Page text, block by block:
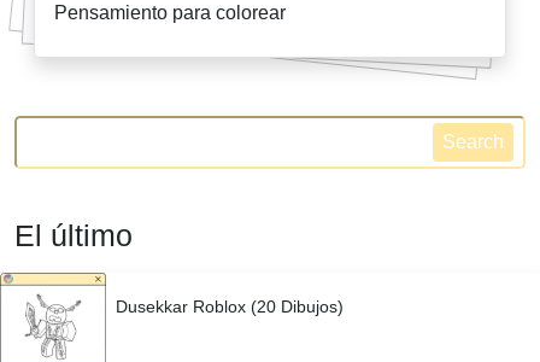
Pensamiento para colorear
Search
El último
Dusekkar Roblox (20 Dibujos)